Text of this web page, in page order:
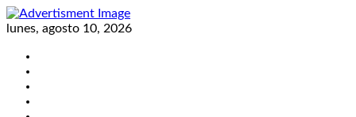
Skip
tolunes, agosto 10, 2026